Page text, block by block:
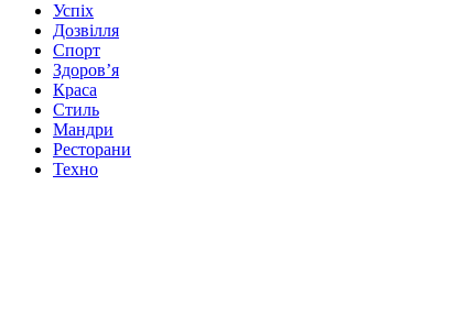
Успіх
Дозвілля
Спорт
Здоров’я
Краса
Стиль
Мандри
Ресторани
Техно